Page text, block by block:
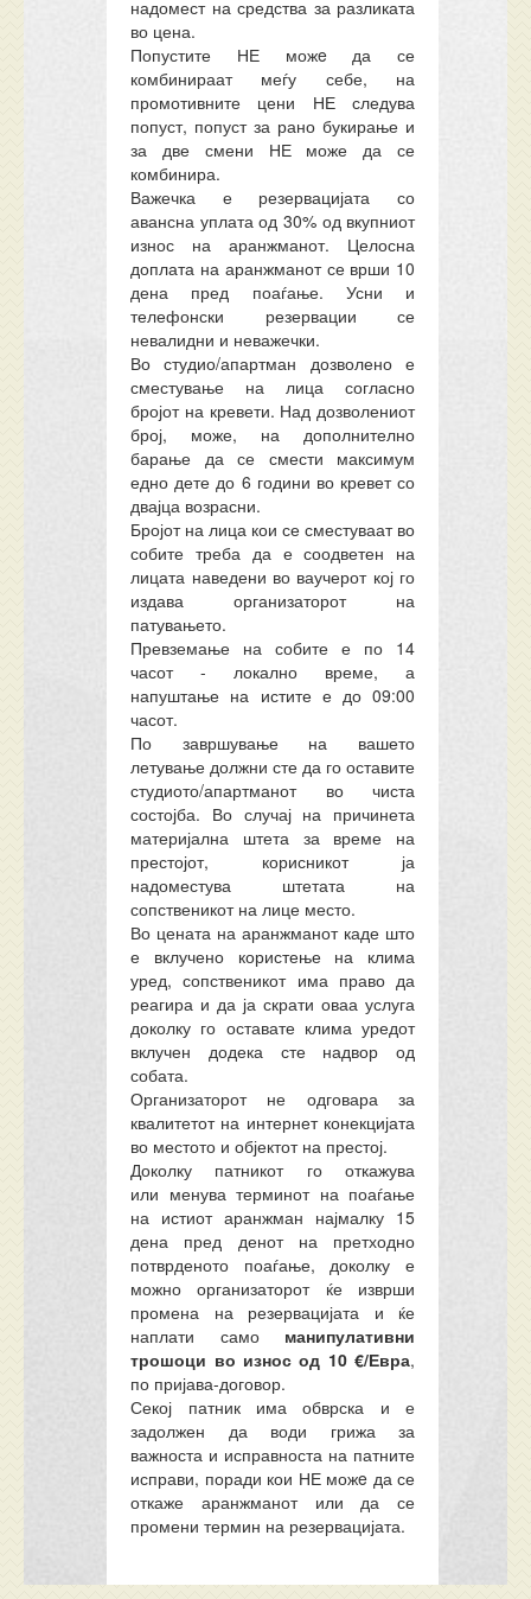
надомест на средства за разликата
во цена.
Попустите НЕ можe да се
комбинираат меѓу себе, на
промотивните цени НЕ следува
попуст, попуст за рано букирање и
за две смени НЕ може да се
комбинира.
Важечка е резервацијата со
авансна уплата од 30% од вкупниот
износ на аранжманот. Целосна
доплата на аранжманот се врши 10
дена пред поаѓање. Усни и
телефонски резервации се
невалидни и неважечки.
Во студио/апартман дозволено е
сместување на лица согласно
бројот на кревети. Наддозволениот
број, може, на дополнително
барање да се смести
максимум
едно дете до 6 години во кревет со
двајца возрасни.
Бројот на лица кои се сместуваат во
собите треба да е соодветен на
лицата наведени во ваучерот кој го
издава организаторот на
патувањето.
Превземање на собите е по 14
часот - локално време, а
напуштање на истите е до 09:00
часот.
По завршување на вашето
летување должни сте да го оставите
студиото/апартманот во чиста
состојба. Во случај на причинета
материјална штета за време на
престојот, корисникот ја
надоместува штетата на
сопственикот на лице место.
Во цената на аранжманот каде што
е вклучено користење на клима
уред, сопственикот има право да
реагира и да ја скрати оваа услуга
доколку го оставате клима уредот
вклучен додека сте надвор од
собата.
Организаторот не одговара за
квалитетот на интернет конекцијата
во местото и објектот на престој.
Доколку патникот гооткажува
или менува терминот на поаѓање
на истиот аранжман најмалку 15
дена пред денот на претходно
потврденото поаѓање, доколку е
можно организаторот ќе изврши
промена на резервацијата и ќе
наплати само манипулативни
трошоци во износ од 10 €/Евра,
по пријава-договор.
Секој патник има обврска и е
задолжен да води грижа за
важноста и исправноста на патните
исправи, поради кои НЕ можe да се
откаже аранжманот или да се
промени термин на резервацијата.